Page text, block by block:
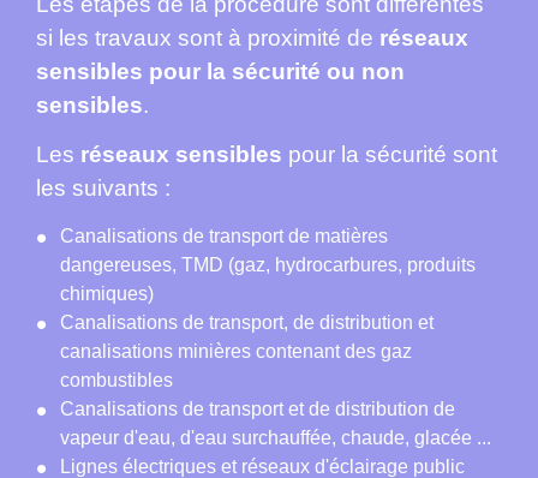
si les travaux sont à proximité de réseaux
sensibles pour la sécurité ou non
sensibles.
Les réseaux sensibles pour la sécurité sont
les suivants :
Canalisations de transport de matières
dangereuses, TMD (gaz, hydrocarbures, produits
chimiques)
Canalisations de transport, de distribution et
canalisations minières contenant des gaz
combustibles
Canalisations de transport et de distribution de
vapeur d'eau, d'eau surchauffée, chaude, glacée ...
Lignes électriques et réseaux d'éclairage public